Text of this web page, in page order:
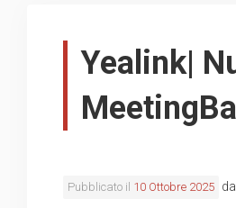
Yealink|
Pubblicato il 10 Ottobre 2025 da